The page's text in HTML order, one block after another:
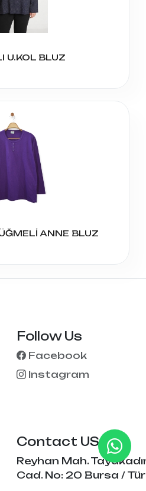
U.KOL BLUZ
ANNE BLUZ
Follow Us
Facebook
Instagram
Contact US
Reyhan Mah.
Cad. No: 20 Bursa /